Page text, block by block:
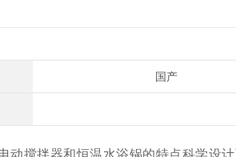
国产
动搅拌器和恒温水浴锅的特点科学设